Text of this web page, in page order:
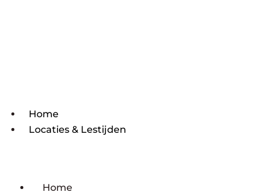
Home
Locaties & Lestijden
Home